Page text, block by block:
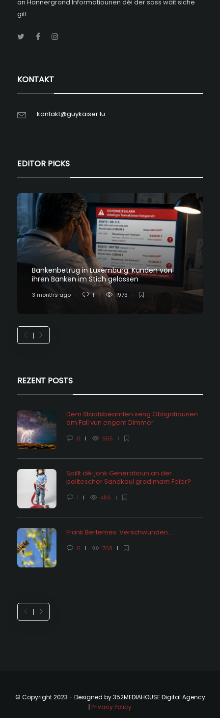
an Hannergrond Informatiounen déi der soss wäit siche
gitt.
KONTAKT
kontakt@guykaiser.lu
EDITOR PICKS
Bankenbetrug in Luxemburg: Kunden von
ihren Banken im Stich gelassen
3 months ago 1 1973
REZENT POSTS
Dem Staatsbeamten seng Obligatiounen
am Fall vun engem Dimmer
0 655
Spillt déi jonk Generatioun an der
politescher Sandkaul grad mam Feier?
1 456
Frank Bertemes: Verschwunden….
0 768
© Copyright 2023 - Designed by 352MEDIAHOUSE Digital Agency
| Privacy Policy